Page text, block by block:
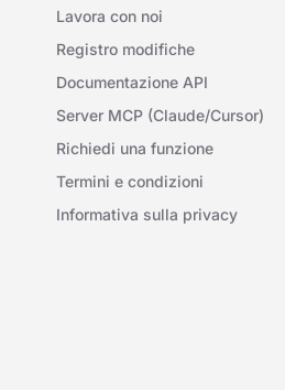
Lavora con noi
Registro modifiche
Documentazione API
Server MCP (Claude/Cursor)
Richiedi una funzione
Termini e condizioni
Informativa sulla privacy